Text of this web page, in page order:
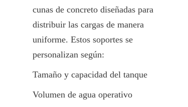
cunas de concreto diseñadas para
distribuir las cargas de manera
uniforme. Estos soportes se
personalizan según:
Tamaño y capacidad del tanque
Volumen de agua operativo